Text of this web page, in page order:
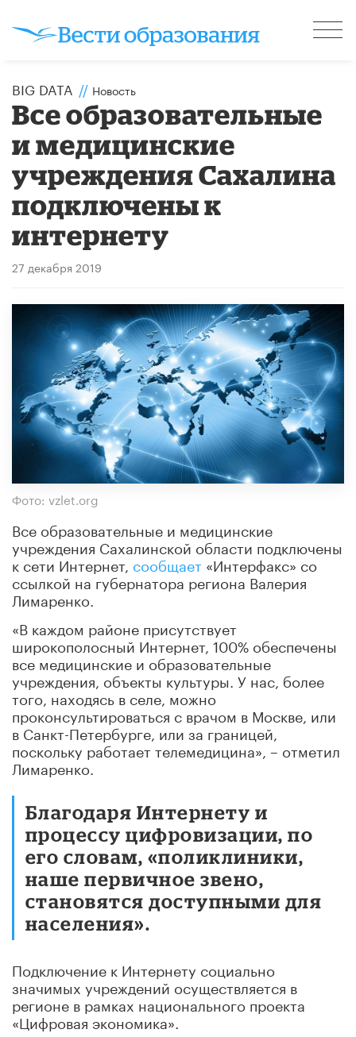
BIG DATA // Новость
Все образовательные
и медицинские
учреждения Сахалина
подключены к
интернету
27 декабря 2019
Фото: vzlet.org
Все образовательные и медицинские
учреждения Сахалинской области подключены
к сети Интернет, сообщает «Интерфакс» со
ссылкой на губернатора региона Валерия
Лимаренко.
«В каждом районе присутствует
широкополосный Интернет, 100% обеспечены
все медицинские и образовательные
учреждения, объекты культуры. У нас, более
того, находясь в селе, можно
проконсультироваться с врачом в Москве, или
в Санкт-Петербурге, или за границей,
поскольку работает телемедицина», – отметил
Лимаренко.
Благодаря Интернету и
процессу цифровизации, по
его словам, «поликлиники,
наше первичное звено,
становятся доступными для
населения».
Подключение к Интернету социально
значимых учреждений осуществляется в
регионе в рамках национального проекта
«Цифровая экономика».